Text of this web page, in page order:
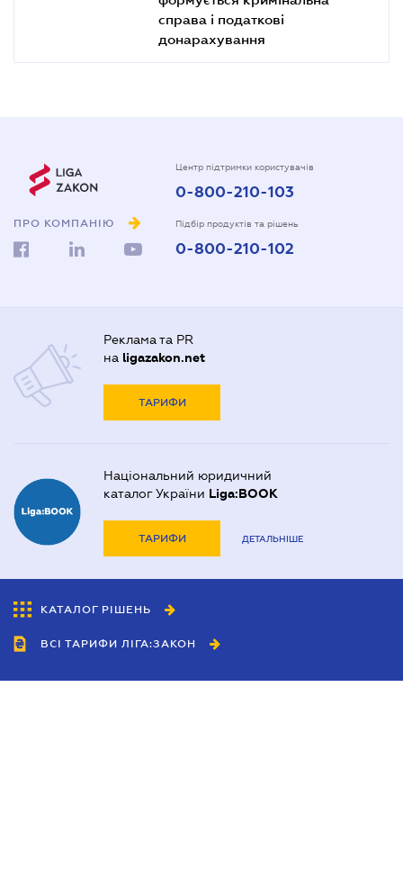
справа і податкові
донарахування
ПРО КОМПАНІЮ
Центр підтримки користувачів
0-800-210-103
Підбір продуктів та рішень
0-800-210-102
Реклама та PR
на ligazakon.net
ТАРИФИ
Національний юридичний
каталог України Liga:BOOK
ТАРИФИ ДЕТАЛЬНІШЕ
КАТАЛОГ РІШЕНЬ
ВСІ ТАРИФИ ЛІГА:ЗАКОН